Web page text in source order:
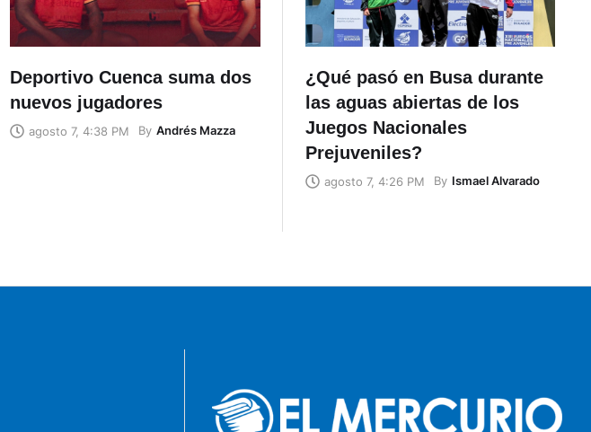
Deportivo Cuenca suma dos
nuevos jugadores
agosto 7, 4:38 PM By Andrés Mazza
¿Qué pasó en Busa durante
las aguas abiertas de los
Juegos Nacionales
Prejuveniles?
agosto 7, 4:26 PM By Ismael Alvarado